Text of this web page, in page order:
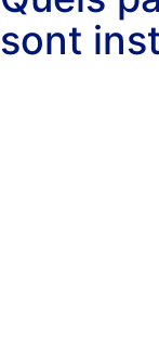
sont